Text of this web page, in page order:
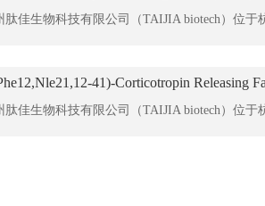
41)-Corticotropin Releasing